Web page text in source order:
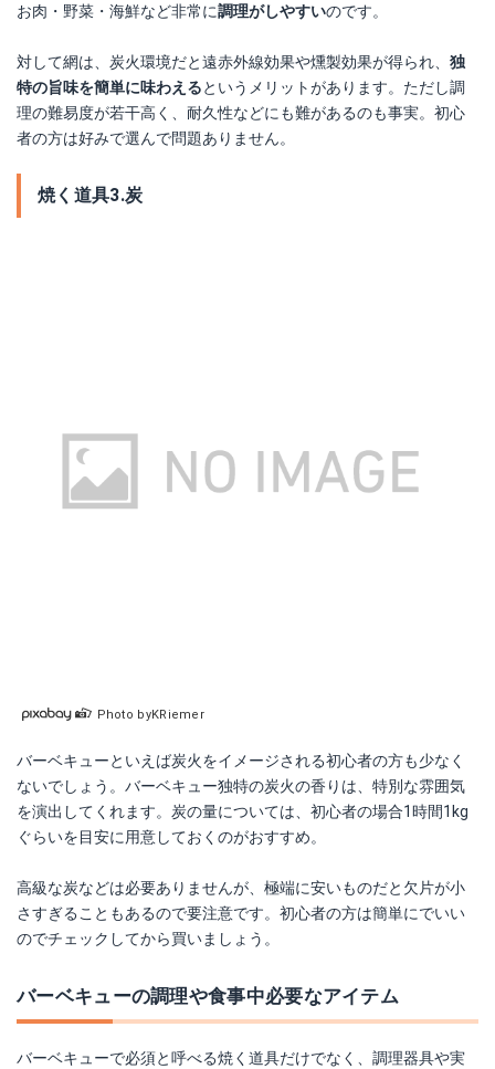
お肉・野菜・海鮮など非常に調理がしやすいのです。
対して網は、炭火環境だと遠赤外線効果や燻製効果が得られ、 独
特の旨味を簡単に味わえるというメリットがあります。ただし調
理の難易度が若干高く、耐久性などにも難があるのも事実。初心
者の方は好みで選んで問題ありません。
焼く道具3.炭
Photo byKRiemer
バーベキューといえば炭火をイメージされる初心者の方も少なく
ないでしょう。バーベキュー独特の炭火の香りは、特別な雰囲気
を演出してくれます。炭の量については、初心者の場合1時間1kg
ぐらいを目安に用意しておくのがおすすめ。
高級な炭などは必要ありませんが、極端に安いものだと欠片が小
さすぎることもあるので要注意です。初心者の方は簡単にでいい
のでチェックしてから買いましょう。
バーベキューの調理や食事中必要なアイテム
バーベキューで必須と呼べる焼く道具だけでなく、調理器具や実